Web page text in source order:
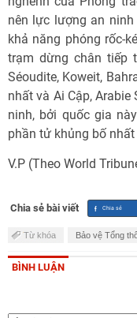
nên lực lượng an
khả năng phóng rốc-
trạm dừng chân tiếp
Séoudite, Koweit,
nhất và Ai Cập, Arabie
ninh, bởi quốc gia
phần tử khủng bố
V.P (Theo World
Chia sẻ bài viết
Từ khóa Bảo vệ Tổng
BÌNH LUẬN